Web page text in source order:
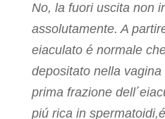
No, la fuori uscita non
assolutamente. A
eiaculato é normale
depositato nella
prima frazione
piú rica in